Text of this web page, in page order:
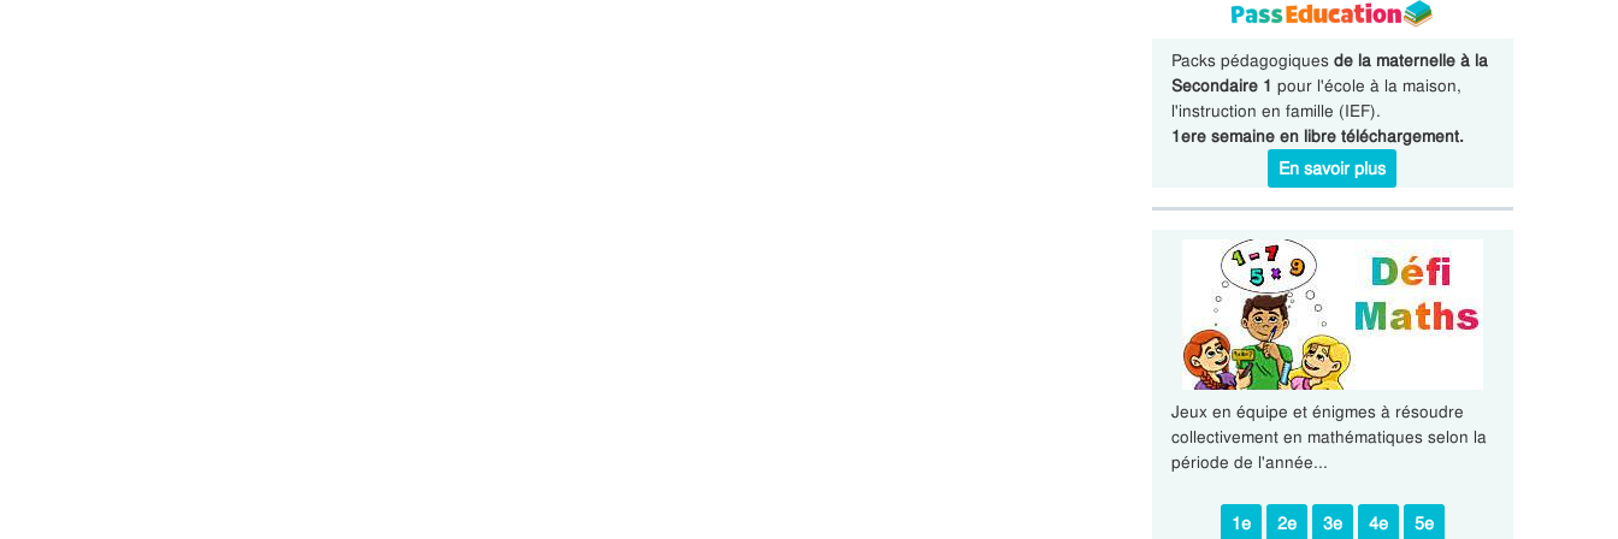
Packs pédagogiques de la maternelle à la
Secondaire 1 pour l'école à la maison,
l'instruction en famille (IEF).
1ere semaine en libre téléchargement.
En savoir plus
Jeux en équipe et énigmes à résoudre
collectivement en mathématiques selon la
période de l'année...
1e 2e 3e 4e 5e